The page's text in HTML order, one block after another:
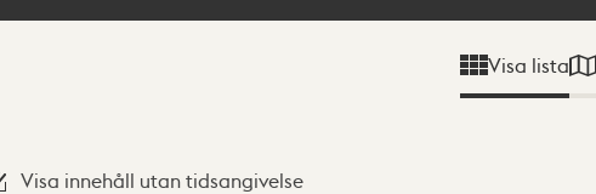
Visa lista
Visa innehåll utan tidsangivelse